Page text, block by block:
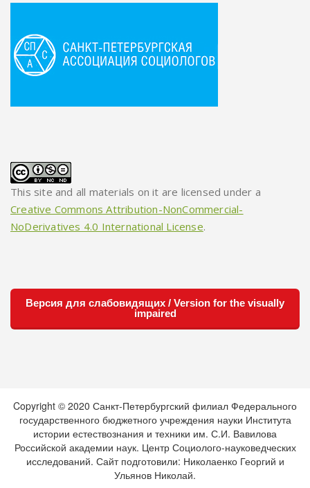
This site and all materials on it are licensed under a
Creative Commons Attribution-NonCommercial-
NoDerivatives 4.0 International License.
Версия для слабовидящих / Version for the visually
impaired
Copyright © 2020 Санкт-Петербургский филиал Федерального
государственного бюджетного учреждения науки Института
истории естествознания и техники им. С.И. Вавилова
Российской академии наук. Центр Социолого-науковедческих
исследований. Сайт подготовили: Николаенко Георгий и
Ульянов Николай.